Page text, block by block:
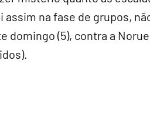
assim na fase de grupos,
(5), contra a